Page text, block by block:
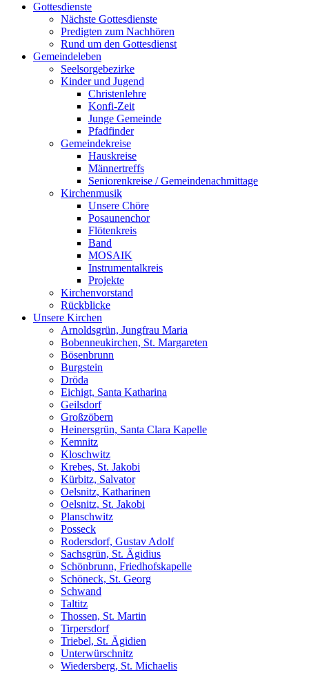
Gottesdienste
Nächste Gottesdienste
Predigten zum Nachhören
Rund um den Gottesdienst
Gemeindeleben
Seelsorgebezirke
Kinder und Jugend
Christenlehre
Konfi-Zeit
Junge Gemeinde
Pfadfinder
Gemeindekreise
Hauskreise
Männertreffs
Seniorenkreise / Gemeindenachmittage
Kirchenmusik
Unsere Chöre
Posaunenchor
Flötenkreis
Band
MOSAIK
Instrumentalkreis
Projekte
Kirchenvorstand
Rückblicke
Unsere Kirchen
Arnoldsgrün, Jungfrau Maria
Bobenneukirchen, St. Margareten
Bösenbrunn
Burgstein
Dröda
Eichigt, Santa Katharina
Geilsdorf
Großzöbern
Heinersgrün, Santa Clara Kapelle
Kemnitz
Kloschwitz
Krebes, St. Jakobi
Kürbitz, Salvator
Oelsnitz, Katharinen
Oelsnitz, St. Jakobi
Planschwitz
Posseck
Rodersdorf, Gustav Adolf
Sachsgrün, St. Ägidius
Schönbrunn, Friedhofskapelle
Schöneck, St. Georg
Schwand
Taltitz
Thossen, St. Martin
Tirpersdorf
Triebel, St. Ägidien
Unterwürschnitz
Wiedersberg, St. Michaelis